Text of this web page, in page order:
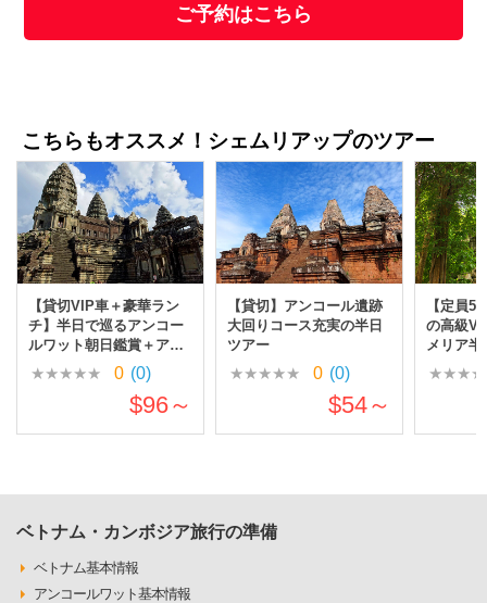
ご予約はこちら
こちらもオススメ！シェムリアップのツアー
【貸切VIP車＋豪華ラン
チ】半日で巡るアンコー
ルワット朝日鑑賞＋アン
コールトム＋タプローム
ツアー
0 (0)
$96～
【貸切】アンコール遺跡
大回りコース充実の半日
ツアー
0 (0)
$54～
【定員5
の高級
メリア
ランチ
ベトナム・カンボジア旅行の準備
ベトナム基本情報
アンコールワット基本情報